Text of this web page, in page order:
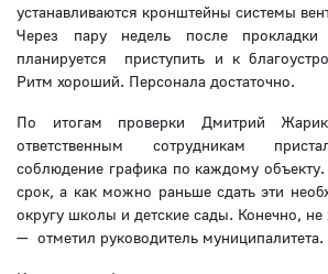
устанавливаются кронштейны системы
Через пару недель после прокладки
планируется приступить и к
Ритм хороший. Персонала достаточно.
По итогам проверки Дмитрий
ответственным сотрудникам
соблюдение графика по каждому
срок, а как можно раньше сдать эти
округу школы и детские сады. Конечно, не
— отметил руководитель муниципалитета.